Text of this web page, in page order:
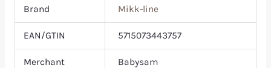
Brand Mikk-line
EAN/GTIN 5715073443757
Merchant Babysam